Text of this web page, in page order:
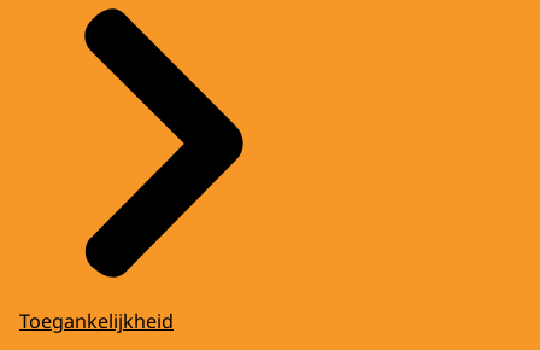
Toegankelijkheid